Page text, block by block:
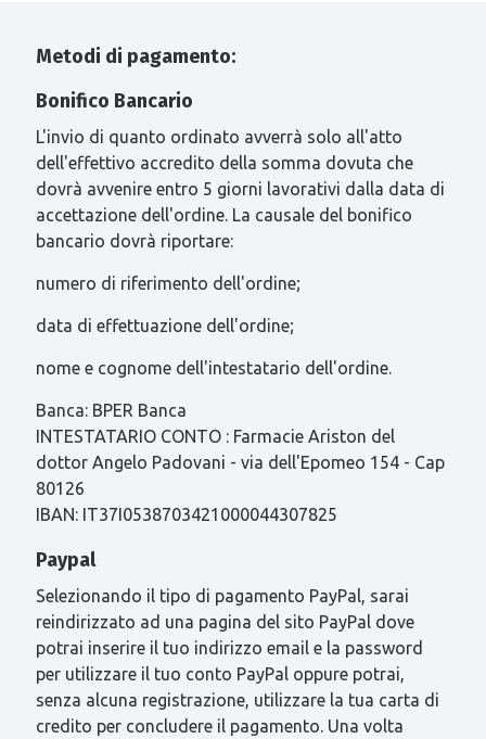
Metodi di pagamento:
Bonifico Bancario
L'invio di quanto ordinato avverrà solo all'atto
dell'effettivo accredito della somma dovuta che
dovrà avvenire entro 5 giorni lavorativi dalla data di
accettazione dell'ordine. La causale del bonifico
bancario dovrà riportare:
numero di riferimento dell'ordine;
data di effettuazione dell'ordine;
nome e cognome dell'intestatario dell'ordine.
Banca: BPER Banca
INTESTATARIO CONTO : Farmacie Ariston del
dottor Angelo Padovani - via dell'Epomeo 154 - Cap
80126
IBAN: IT37I0538703421000044307825
Paypal
Selezionando il tipo di pagamento PayPal, sarai
reindirizzato ad una pagina del sito PayPal dove
potrai inserire il tuo indirizzo email e la password
per utilizzare il tuo conto PayPal oppure potrai,
senza alcuna registrazione, utilizzare la tua carta di
credito per concludere il pagamento. Una volta